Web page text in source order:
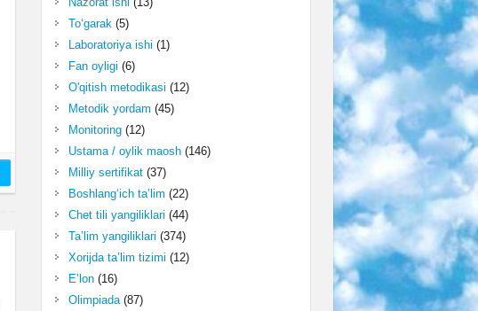
To‘garak(5)
Laboratoriya ishi (1)
Fan oyligi (6)
O'qitish metodikasi (12)
Metodik yordam (45)
Monitoring(12)
Ustama / oylik maosh(146)
Milliy sertifikat(37)
Boshlang‘ich ta’lim (22)
Chet tili yangiliklari (44)
Ta’lim yangiliklari (374)
Xorijda ta’lim tizimi (12)
E’lon(16)
Olimpiada(87)